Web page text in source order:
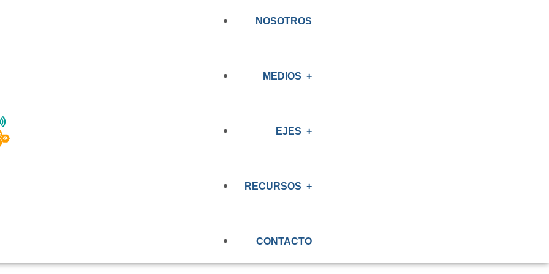
NOSOTROS
MEDIOS
PRENSA
EJES
OBSERVATORIO
RECURSOS
EVALUACIÓN RENAL
CONTACTO
A LAS PERSONAS
CONOCE LOS
BIOBÍO